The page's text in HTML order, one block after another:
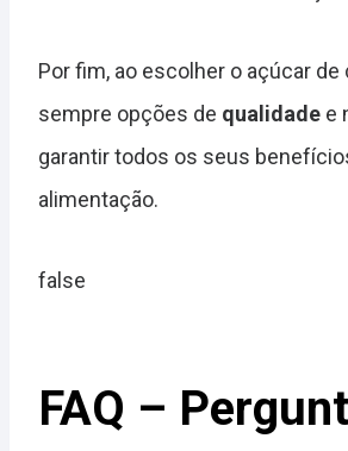
Por fim, ao escolher o açúcar de
sempre opções de qualidade e
garantir todos os seus
alimentação.
false
FAQ –